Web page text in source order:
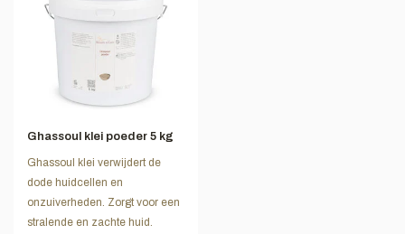
Ghassoul klei poeder 5 kg
Ghassoul klei verwijdert de
dode huidcellen en
onzuiverheden. Zorgt voor een
stralende en zachte huid.